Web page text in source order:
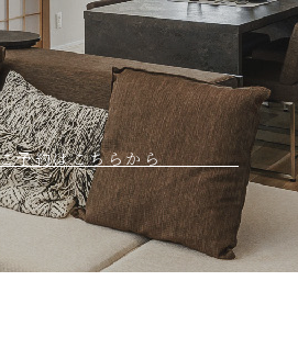
予約はこちらから